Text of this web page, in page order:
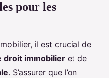
pour les
il est crucial de
droit immobilier et de
. S’assurer que l’on